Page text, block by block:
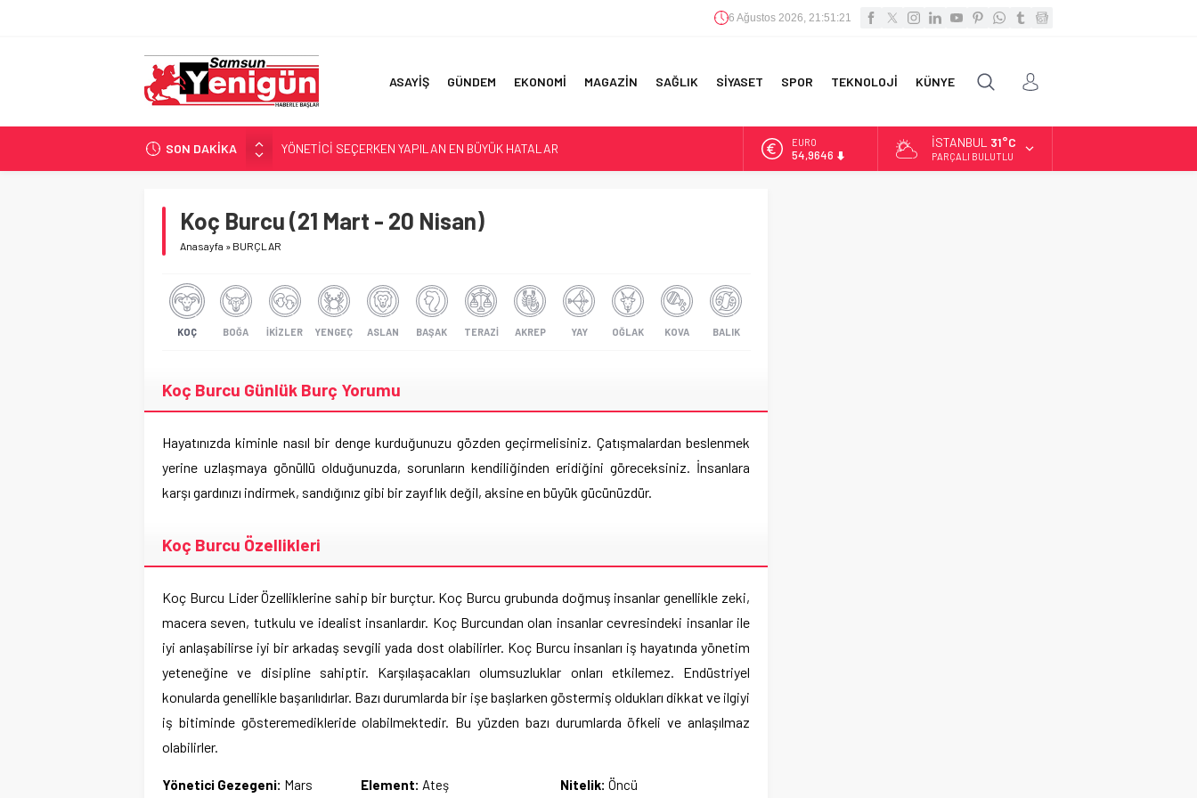
6 Ağustos 2026, 21:51:21
ASAYİŞ GÜNDEM EKONOMİ MAGAZİN SAĞLIK SİYASET SPOR TEKNOLOJİ KÜNYE
SON DAKİKA
YÖNETİCİ SEÇERKEN YAPILAN EN BÜYÜK HATALAR
GERİ SAYIM BAŞLADI
‘BAFRA’YA YATIRIM YAPIN!’
EURO
54,9646
İSTANBUL 31°C
PARÇALI BULUTLU
Koç Burcu (21 Mart - 20 Nisan)
Anasayfa » BURÇLAR
KOÇ BOĞA İKIZLER YENGEÇ ASLAN BAŞAK TERAZI AKREP YAY OĞLAK KOVA BALIK
Koç Burcu Günlük Burç Yorumu
Hayatınızda kiminle nasıl bir denge kurduğunuzu gözden geçirmelisiniz. Çatışmalardan beslenmek
yerine uzlaşmaya gönüllü olduğunuzda, sorunların kendiliğinden eridiğini göreceksiniz. İnsanlara
karşı gardınızı indirmek, sandığınız gibi bir zayıflık değil, aksine en büyük gücünüzdür.
Koç Burcu Özellikleri
Koç Burcu Lider Özelliklerine sahip bir burçtur. Koç Burcu grubunda doğmuş insanlar genellikle zeki,
macera seven, tutkulu ve idealist insanlardır. Koç Burcundan olan insanlar cevresindeki insanlar ile
iyi anlaşabilirse iyi bir arkadaş sevgili yada dost olabilirler. Koç Burcu insanları iş hayatında yönetim
yeteneğine ve disipline sahiptir. Karşılaşacakları olumsuzluklar onları etkilemez. Endüstriyel
konularda genellikle başarılıdırlar. Bazı durumlarda bir işe başlarken göstermiş oldukları dikkat ve ilgiyi
iş bitiminde gösteremedikleride olabilmektedir. Bu yüzden bazı durumlarda öfkeli ve anlaşılmaz
olabilirler.
Yönetici Gezegeni: Mars Element: Ateş Nitelik: Öncü